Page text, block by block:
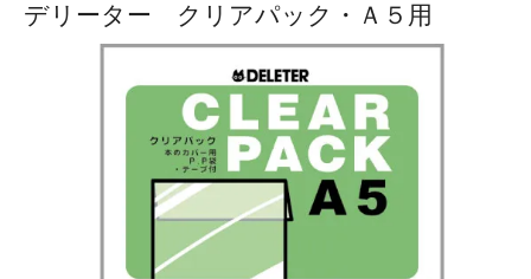
デリーター クリアパック・Ａ５用